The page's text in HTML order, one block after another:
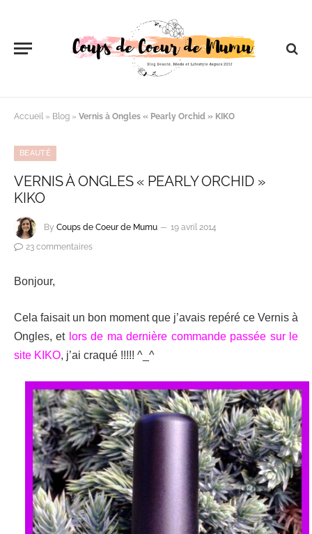
Accueil » Blog » Vernis à Ongles « Pearly Orchid » KIKO
BEAUTÉ
VERNIS À ONGLES « PEARLY ORCHID »
KIKO
By Coups de Coeur de Mumu
19 avril 2014
23 commentaires
Bonjour,
Cela faisait un bon moment que j’avais repéré ce Vernis à
Ongles, et lors de ma dernière commande passée sur le
site KIKO, j’ai craqué !!!!! ^_^